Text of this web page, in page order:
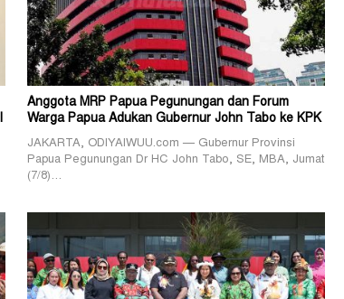
Anggota MRP Papua Pegunungan dan Forum
Warga Papua Adukan Gubernur John Tabo ke KPK
JAKARTA, ODIYAIWUU.com — Gubernur Provinsi
Papua Pegunungan Dr HC John Tabo, SE, MBA, Jumat
(7/8)…